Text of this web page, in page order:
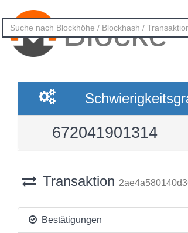
Blöcke
672041901314
Transaktion
Bestätigungen